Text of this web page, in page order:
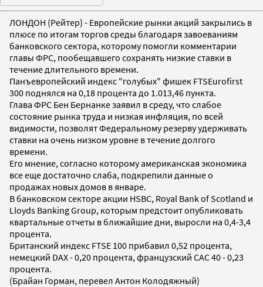
ЛОНДОН (Рейтер) - Европейские рынки акций закрылись в
плюсе по итогам торгов среды благодаря завоеваниям
банковского сектора, которому помогли комментарии
главы ФРС, пообещавшего сохранять низкие ставки в
течение длительного времени.
Панъевропейский индекс "голубых" фишек FTSEurofirst
300 поднялся на 0,18 процента до 1.013,46 пункта.
Глава ФРС Бен Бернанке заявил в среду, что слабое
состояние рынка труда и низкая инфляция, по всей
видимости, позволят Федеральному резерву удерживать
ставки на очень низком уровне в течение долгого
времени.
Его мнение, согласно которому американская экономика
все еще достаточно слаба, подкрепили данные о
продажах новых домов в январе.
В банковском секторе акции HSBC, Royal Bank of Scotland и
Lloyds Banking Group, которым предстоит опубликовать
квартальные отчеты в ближайшие дни, выросли на 0,4-3,4
процента.
Британский индекс FTSE 100 прибавил 0,52 процента,
немецкий DAX - 0,20 процента, французский CAC 40 - 0,23
процента.
(Брайан Горман, перевел Антон Колодяжный)